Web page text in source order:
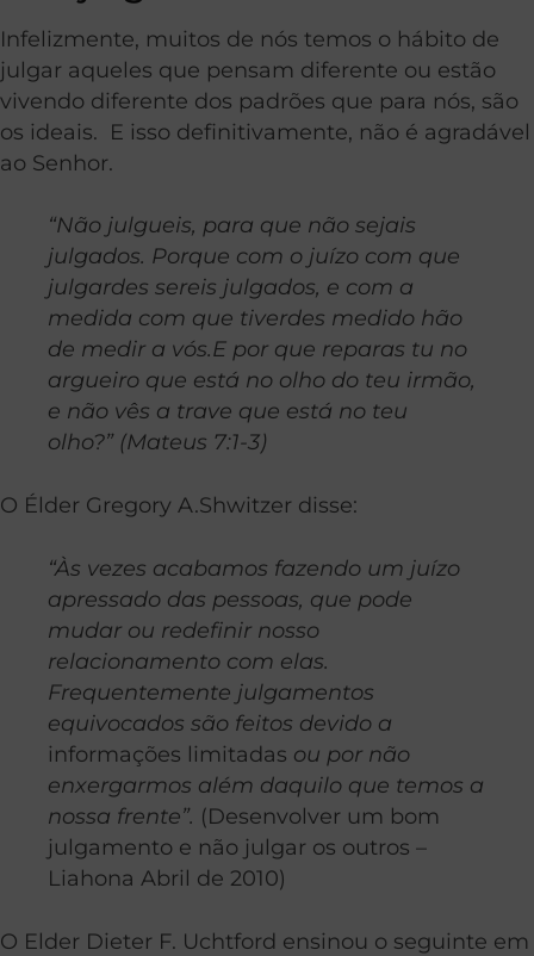
Infelizmente, muitos de nós temos o hábito de
julgar aqueles que pensam diferente ou estão
vivendo diferente dos padrões que para nós, são
os ideais. E isso definitivamente, não é agradável
ao Senhor.
“Não julgueis, para que não sejais
julgados. Porque com o juízo com que
julgardes sereis julgados, e com a
medida com que tiverdes medido hão
de medir a vós.E por que reparas tu no
argueiro que está no olho do teu irmão,
e não vês a trave que está no teu
olho?” (Mateus 7:1-3)
O Élder Gregory A.Shwitzer disse:
“Às vezes acabamos fazendo um juízo
apressado das pessoas, que pode
mudar ou redefinir nosso
relacionamento com elas.
Frequentemente julgamentos
equivocados são feitos devido a
informações limitadas ou por não
enxergarmos além daquilo que temos a
nossa frente”. (Desenvolver um bom
julgamento e não julgar os outros –
Liahona Abril de 2010)
O Elder Dieter F. Uchtford ensinou o seguinte em